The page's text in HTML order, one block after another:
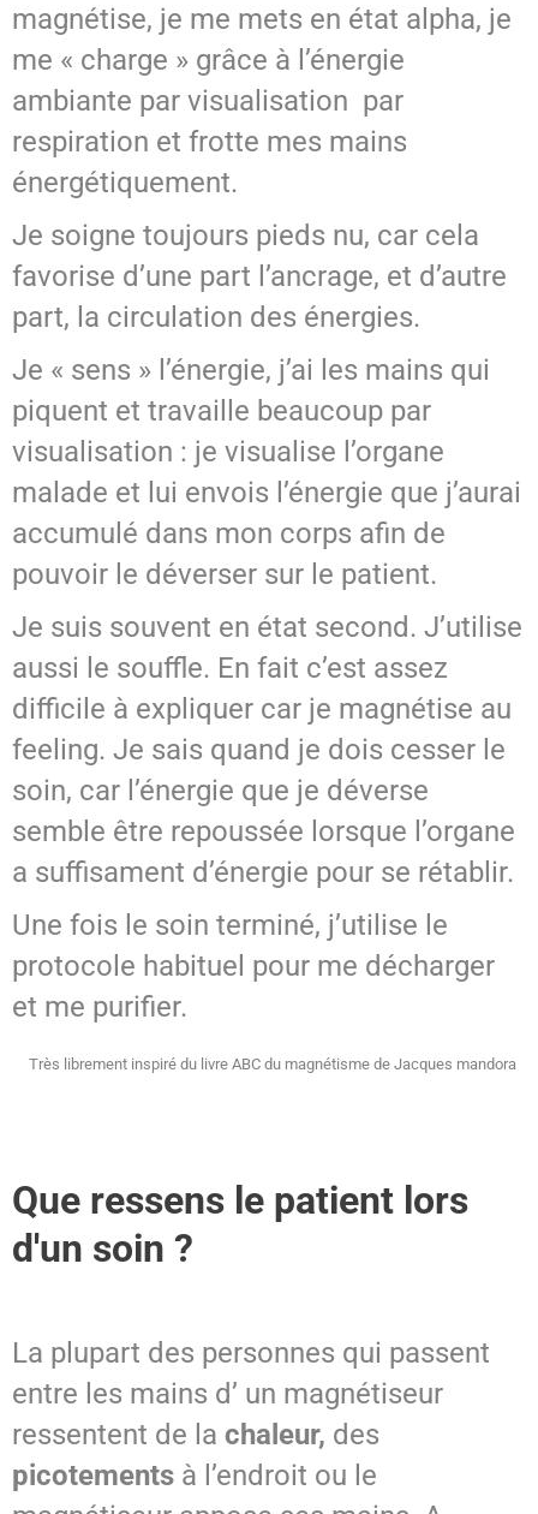
magnétise, je me mets en état alpha, je
me « charge » grâce à l’énergie
ambiante par visualisation par
respiration et frotte mes mains
énergétiquement.
Je soigne toujours pieds nu, car cela
favorise d’une part l’ancrage, et d’autre
part, la circulation des énergies.
Je « sens » l’énergie, j’ai les mains qui
piquent et travaille beaucoup par
visualisation : je visualise l’organe
malade et lui envois l’énergie que j’aurai
accumulé dans mon corps afin de
pouvoir le déverser sur le patient.
Je suis souvent en état second. J’utilise
aussi le souffle. En fait c’est assez
difficile à expliquer car je magnétise au
feeling. Je sais quand je dois cesser le
soin, car l’énergie que je déverse
semble être repoussée lorsque l’organe
a suffisament d’énergie pour se rétablir.
Une fois le soin terminé, j’utilise le
protocole habituel pour me décharger
et me purifier.
Très librement inspiré du livre ABC du magnétisme de Jacques mandora
Que ressens le patient lors
d'un soin ?
La plupart des personnes qui passent
entre les mains d’ un magnétiseur
ressentent de la chaleur, des
picotements à l’endroit ou le